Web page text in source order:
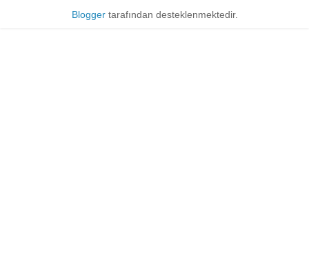
Bloggertarafından desteklenmektedir.